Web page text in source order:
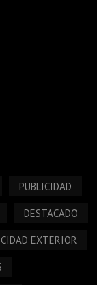
PUBLICIDAD
DESTACADO
EXTERIOR